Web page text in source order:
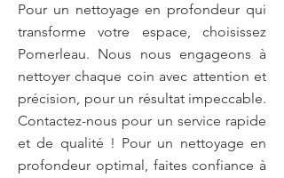
Pour un nettoyage en profondeur qui
transforme votre espace, choisissez
Pomerleau. Nous nous engageons à
nettoyer chaque coin avec attention et
précision, pour un résultat impeccable.
Contactez-nous pour un service rapide
et de qualité ! Pour un nettoyage en
profondeur optimal, faites confiance à